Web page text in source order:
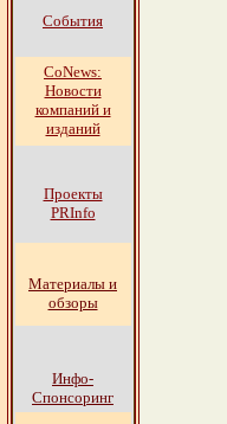
События
СоNews:
Новости
компаний и
изданий
Проекты
PRInfo
Материалы и
обзоры
Инфо-
Спонсоринг